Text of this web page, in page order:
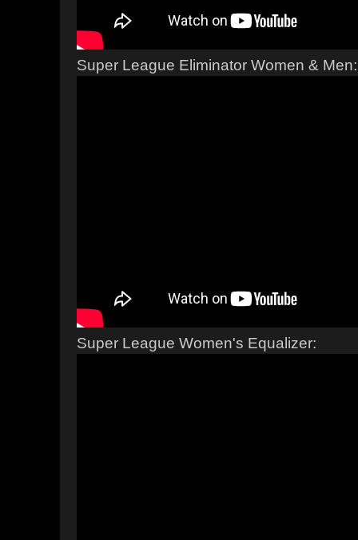
Super League Eliminator Women & Men:
Super League Women's Equalizer: